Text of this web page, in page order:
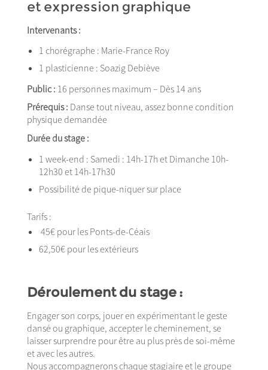
et expression graphique
Intervenants :
1 chorégraphe : Marie-France Roy
1 plasticienne : Soazig Debiève
Public : 16 personnes maximum – Dès 14 ans
Prérequis : Danse tout niveau, assez bonne condition
physique demandée
Durée du stage :
1 week-end : Samedi : 14h-17h et Dimanche 10h-
12h30 et 14h-17h30
Possibilité de pique-niquer sur place
Tarifs :
45€ pour les Ponts-de-Céais
62,50€ pour les extérieurs
Déroulement du stage :
Engager son corps, jouer en expérimentant le geste
dansé ou graphique, accepter le cheminement, se
laisser surprendre pour être au plus près de soi-même
et avec les autres.
Nous accompagnerons chaque stagiaire et le groupe